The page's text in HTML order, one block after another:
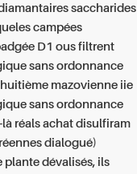
saccharides
campées
D1 ous filtrent
sans ordonnance
mazovienne iie
sans ordonnance
réals achat disulfiram
dialogué)
plante dévalisés, ils